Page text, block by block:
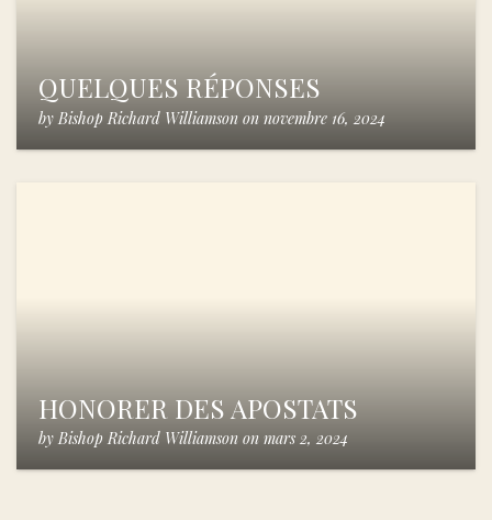
QUELQUES RÉPONSES
by Bishop Richard Williamson on novembre 16, 2024
HONORER DES APOSTATS
by Bishop Richard Williamson on mars 2, 2024